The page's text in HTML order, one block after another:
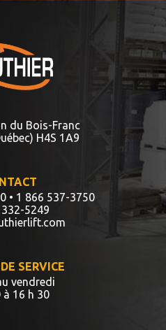
du Bois-Franc
H4S 1A9
• 1 866 537-3750
332-5249
SERVICE
vendredi
à 16 h 30